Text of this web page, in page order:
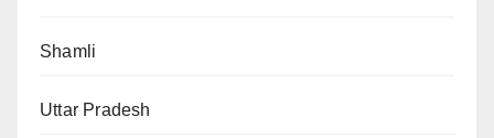
Shamli
Uttar Pradesh